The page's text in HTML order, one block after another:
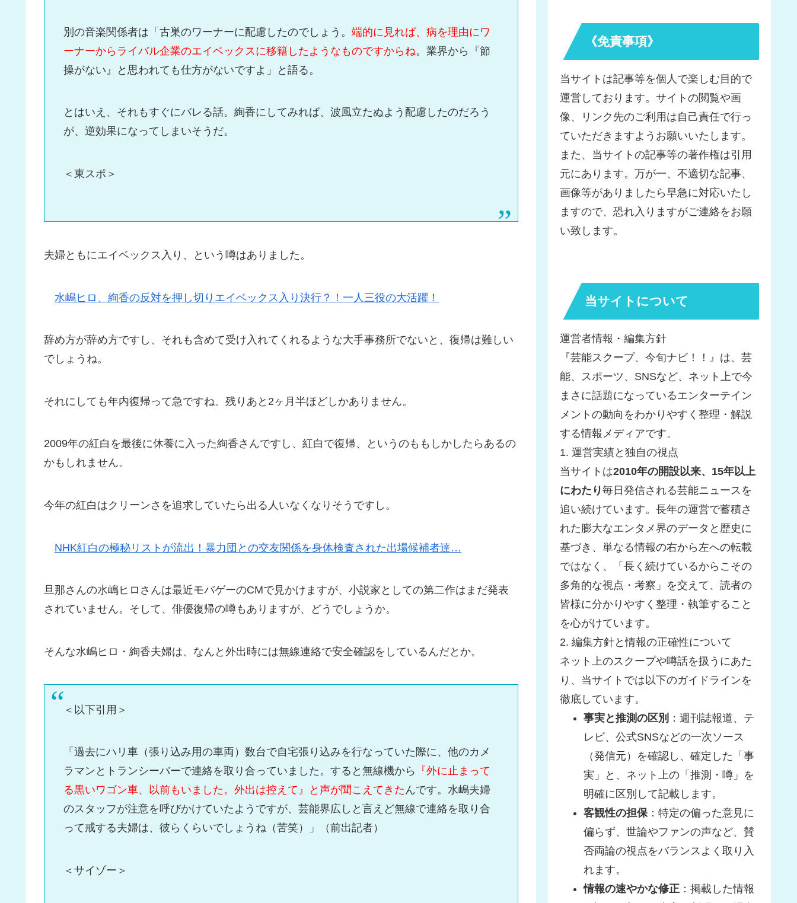
別の音楽関係者は「古巣のワーナーに配慮したのでしょう。端的に見れば、病を理由にワ
ーナーからライバル企業のエイベックスに移籍したようなものですからね。業界から『節
操がない』と思われても仕方がないですよ」と語る。
とはいえ、それもすぐにバレる話。絢香にしてみれば、波風立たぬよう配慮したのだろう
が、逆効果になってしまいそうだ。
＜東スポ＞
夫婦ともにエイベックス入り、という噂はありました。
水嶋ヒロ、絢香の反対を押し切りエイベックス入り決行？！一人三役の大活躍！
辞め方が辞め方ですし、それも含めて受け入れてくれるような大手事務所でないと、復帰は難しい
でしょうね。
それにしても年内復帰って急ですね。残りあと2ヶ月半ほどしかありません。
2009年の紅白を最後に休養に入った絢香さんですし、紅白で復帰、というのももしかしたらあるの
かもしれません。
今年の紅白はクリーンさを追求していたら出る人いなくなりそうですし。
NHK紅白の極秘リストが流出！暴力団との交友関係を身体検査された出場候補者達…
旦那さんの水嶋ヒロさんは最近モバゲーのCMで見かけますが、小説家としての第二作はまだ発表
されていません。そして、俳優復帰の噂もありますが、どうでしょうか。
そんな水嶋ヒロ・絢香夫婦は、なんと外出時には無線連絡で安全確認をしているんだとか。
＜以下引用＞
「過去にハリ車（張り込み用の車両）数台で自宅張り込みを行なっていた際に、他のカメ
ラマンとトランシーバーで連絡を取り合っていました。すると無線機から
『外に止まって
る黒いワゴン車、以前もいました。外出は控えて』と声が聞こえてきた んです。水嶋夫婦
のスタッフが注意を呼びかけていたようですが、芸能界広しと言えど無線で連絡を取り合
って戒する夫婦は、彼らくらいでしょうね（苦笑）」（前出記者）
＜サイゾー＞
《免責事項》
当サイトは記事等を個人で楽しむ目的で
運営しております。サイトの閲覧や画
像、リンク先のご利用は自己責任で行っ
ていただきますようお願いいたします。
また、当サイトの記事等の著作権は引用
元にあります。万が一、不適切な記事、
画像等がありましたら早急に対応いたし
ますので、恐れ入りますがご連絡をお願
い致します。
当サイトについて
運営者情報・編集方針
『芸能スクープ、今旬ナビ！！』は、芸
能、スポーツ、SNSなど、ネット上で今
まさに話題になっているエンターテイン
メントの動向をわかりやすく整理・解説
する情報メディアです。
1. 運営実績と独自の視点
当サイトは2010年の開設以来、15年以上
にわたり毎日発信される芸能ニュースを
追い続けています。長年の運営で蓄積さ
れた膨大なエンタメ界のデータと歴史に
基づき、単なる情報の右から左への転載
ではなく、「長く続けているからこその
多角的な視点・考察」を交えて、読者の
皆様に分かりやすく整理・執筆すること
を心がけています。
2. 編集方針と情報の正確性について
ネット上のスクープや噂話を扱うにあた
り、当サイトでは以下のガイドラインを
徹底しています。
事実と推測の区別 ：週刊誌報道、テ
レビ、公式SNSなどの一次ソース
（発信元）を確認し、確定した「事
実」と、ネット上の「推測・噂」を
明確に区別して記載します。
客観性の担保 ：特定の偏った意見に
偏らず、世論やファンの声など、賛
否両論の視点をバランスよく取り入
れます。
情報の速やかな修正 ：掲載した情報